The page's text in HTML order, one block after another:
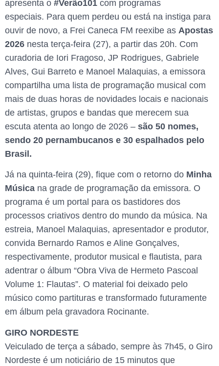
apresenta o #Verão101 com programas
especiais. Para quem perdeu ou está na instiga para
ouvir de novo, a Frei Caneca FM reexibe as Apostas
2026 nesta terça-feira (27), a partir das 20h. Com
curadoria de Iori Fragoso, JP Rodrigues, Gabriele
Alves, Gui Barreto e Manoel Malaquias, a emissora
compartilha uma lista de programação musical com
mais de duas horas de novidades locais e nacionais
de artistas, grupos e bandas que merecem sua
escuta atenta ao longo de 2026 – são 50 nomes,
sendo 20 pernambucanos e 30 espalhados pelo
Brasil.
Já na quinta-feira (29), fique com o retorno do Minha
Música na grade de programação da emissora. O
programa é um portal para os bastidores dos
processos criativos dentro do mundo da música. Na
estreia, Manoel Malaquias, apresentador e produtor,
convida Bernardo Ramos e Aline Gonçalves,
respectivamente, produtor musical e flautista, para
adentrar o álbum “Obra Viva de Hermeto Pascoal
Volume 1: Flautas”. O material foi deixado pelo
músico como partituras e transformado futuramente
em álbum pela gravadora Rocinante.
GIRO NORDESTE
Veiculado de terça a sábado, sempre às 7h45, o Giro
Nordeste é um noticiário de 15 minutos que